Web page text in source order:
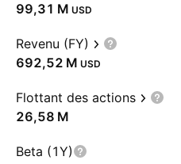
‪99,31 M‬ USD
Revenu (FY)
‪692,52 M‬ USD
Flottant des actions
‪26,58 M‬
Beta (1Y)